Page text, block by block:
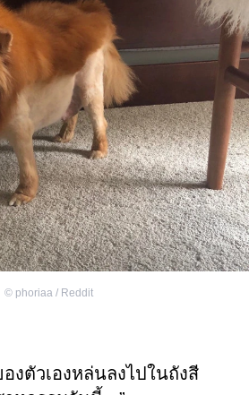
© phoriaa / Reddit
งตัวเองหล่นลงไปในถังสี